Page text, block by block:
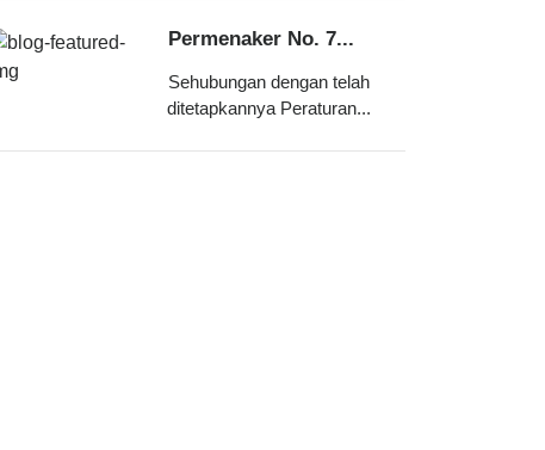
Permenaker No. 7...
Sehubungan dengan telah
ditetapkannya Peraturan...